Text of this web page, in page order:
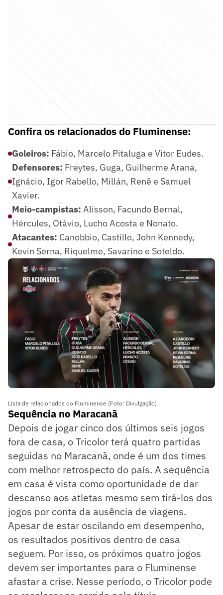
Confira os relacionados do Fluminense:
Goleiros: Fábio, Marcelo Pitaluga e Vitor Eudes.
Defensores: Freytes, Guga, Guilherme Arana,
Ignácio, Igor Rabello, Millán, Renê e Samuel
Xavier.
Meio-campistas: Alisson, Facundo Bernal,
Hércules, Otávio, Lucho Acosta e Nonato.
Atacantes: Canobbio, Castillo, John Kennedy,
Kevin Serna, Riquelme, Savarino e Soteldo.
Lista de relacionados do Fluminense (Foto: Divulgação)
Sequência no Maracanã
Depois de jogar cinco dos últimos seis jogos
fora de casa, o Tricolor terá quatro partidas
seguidas no Maracanã, onde é um dos times
com melhor retrospecto do país. A sequência
em casa é vista como oportunidade de dar
descanso aos atletas mesmo sem tirá-los dos
jogos por conta da ausência de viagens.
Apesar de estar oscilando em desempenho,
os resultados positivos dentro de casa
seguem. Por isso, os próximos quatro jogos
devem ser importantes para o Fluminense
afastar a crise. Nesse período, o Tricolor pode